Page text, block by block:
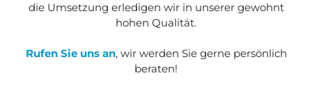
die Umsetzung erledigen wir in unserer gewohnt
hohen Qualität.
Rufen Sie uns an, wir werden Sie gerne persönlich
beraten!